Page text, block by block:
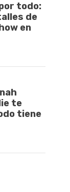
todo:
de
en
te
tiene